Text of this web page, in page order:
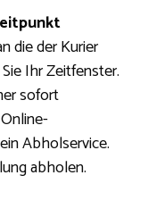
die der Kurier
Ihr Zeitfenster.
sofort
Abholservice.
abholen.